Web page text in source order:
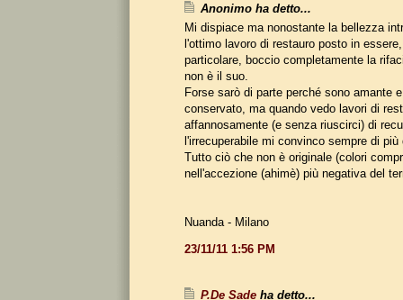
Anonimo ha detto...
Mi dispiace ma nonostante la bellezza
l'ottimo lavoro di restauro posto in
particolare, boccio completamente la
non è il suo.
Forse sarò di parte perché sono amante
conservato, ma quando vedo lavori di
affannosamente (e senza riuscirci) di
l'irrecuperabile mi convinco sempre di
Tutto ciò che non è originale (colori
nell'accezione (ahimè) più negativa del
Nuanda - Milano
23/11/11 1:56 PM
P.De Sade ha detto...